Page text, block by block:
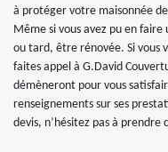
à protéger votre maisonnée
Même si vous avez pu en
ou tard, être rénovée. Si vous
faites appel à G.David
démèneront pour vous
renseignements sur ses
devis, n’hésitez pas à prendre